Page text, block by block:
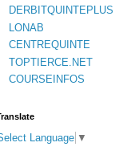
DERBITQUINTEPLUS
LONAB
CENTREQUINTE
TOPTIERCE.NET
COURSEINFOS
Language ▼